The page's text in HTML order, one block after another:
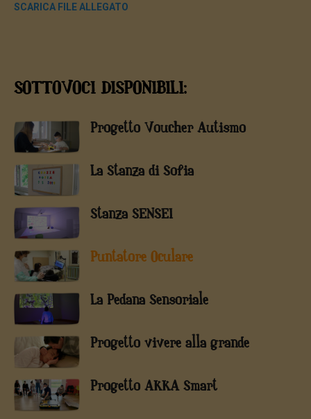
SCARICA FILE ALLEGATO
SOTTOVOCI DISPONIBILI:
Progetto Voucher Autismo
La Stanza di Sofia
Stanza SENSEI
Puntatore Oculare
La Pedana Sensoriale
Progetto vivere alla grande
Progetto AKKA Smart